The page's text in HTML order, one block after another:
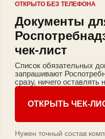
ОТКРЫТО БЕЗ ТЕЛЕФОНА
Документы
чек-лист
Список обязательных
запрашивают
сразу, ничего оставлять
ОТКРЫТЬ ЧЕК-
Нужен точный состав